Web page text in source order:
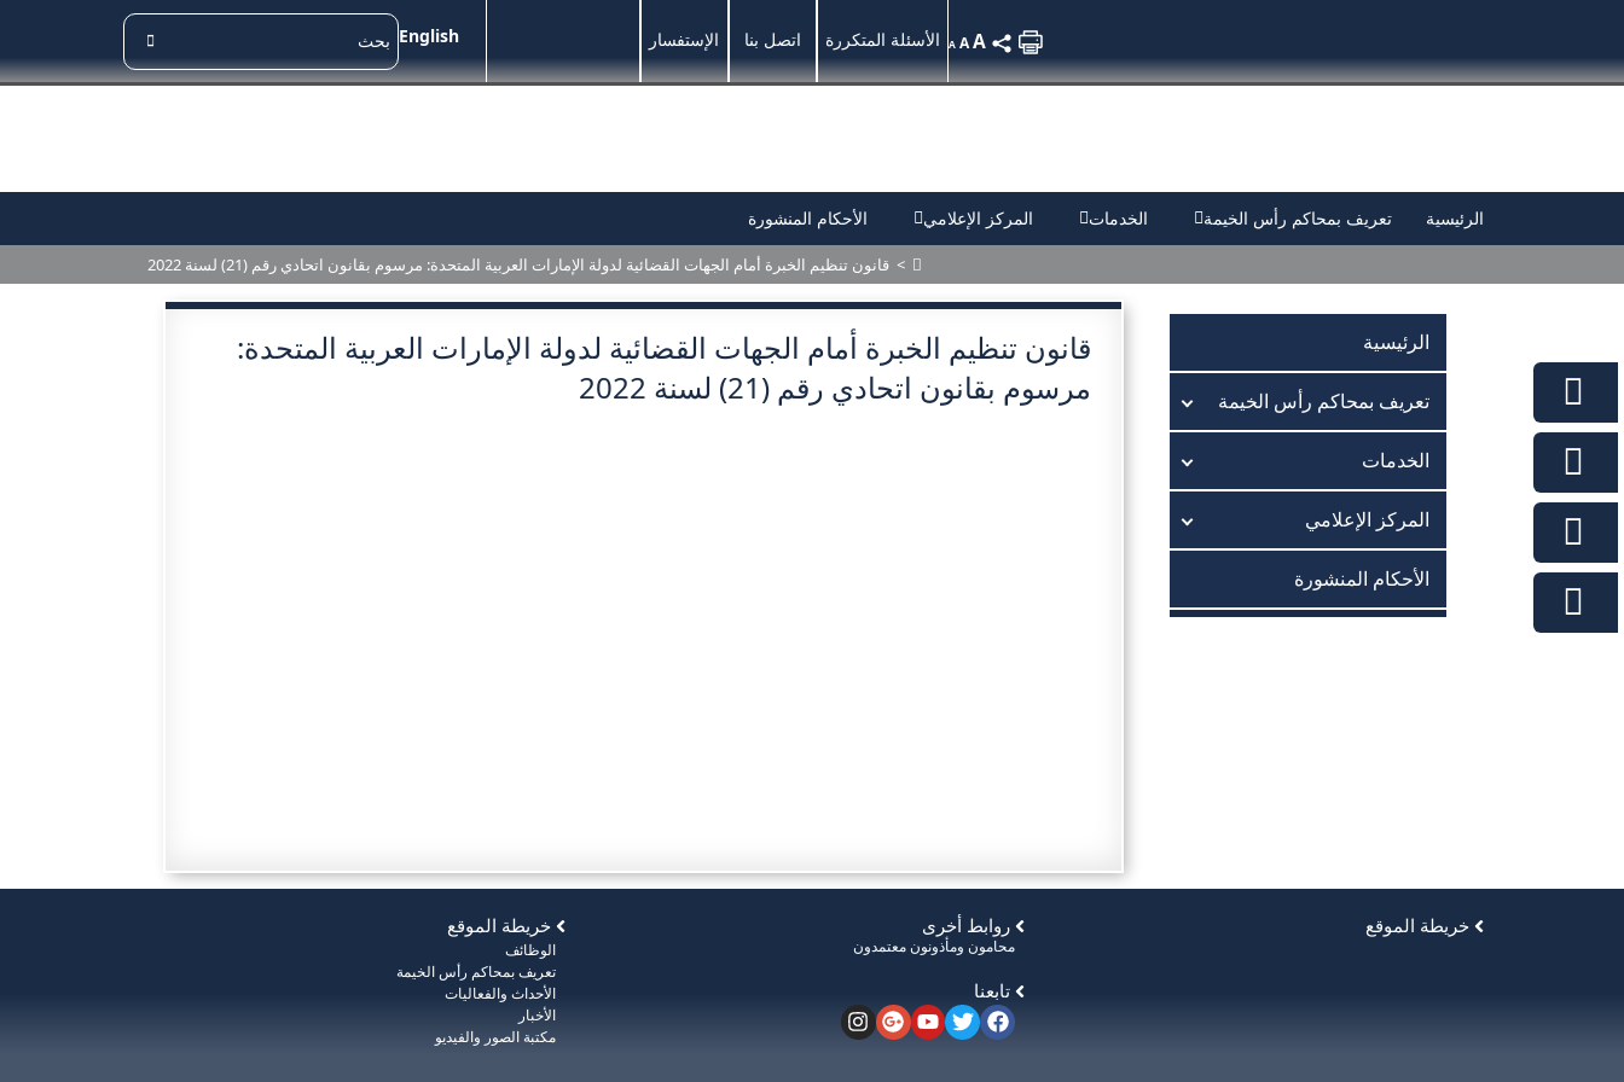
English الإستفسار اتصل بنا الأسئلة المتكررة A AA
الرئيسية تعريف بمحاكم رأس الخيمة الخدمات المركز الإعلامي الأحكام المنشورة
> قانون تنظيم الخبرة أمام الجهات القضائية لدولة الإمارات العربية المتحدة: مرسوم بقانون اتحادي رقم (21) لسنة 2022
الرئيسية
تعريف بمحاكم رأس الخيمة
الخدمات
المركز الإعلامي
الأحكام المنشورة
قانون تنظيم الخبرة أمام الجهات القضائية لدولة الإمارات العربية المتحدة:
مرسوم بقانون اتحادي رقم (21) لسنة 2022
خريطة الموقع
الوظائف
تعريف بمحاكم رأس الخيمة
الأحداث والفعاليات
الأخبار
مكتبة الصور والفيديو
روابط أخرى
محامون ومأذونون معتمدون
تابعنا
خريطة الموقع